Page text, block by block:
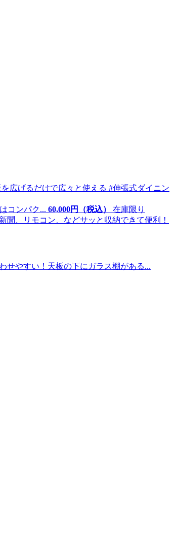
コンパク... 60,000円（税込） 在庫限り
せやすい！天板の下にガラス棚がある...